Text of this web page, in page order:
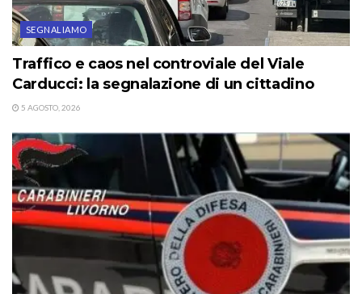
SEGNALIAMO
Traffico e caos nel controviale del Viale
Carducci: la segnalazione di un cittadino
5 AGOSTO, 2026